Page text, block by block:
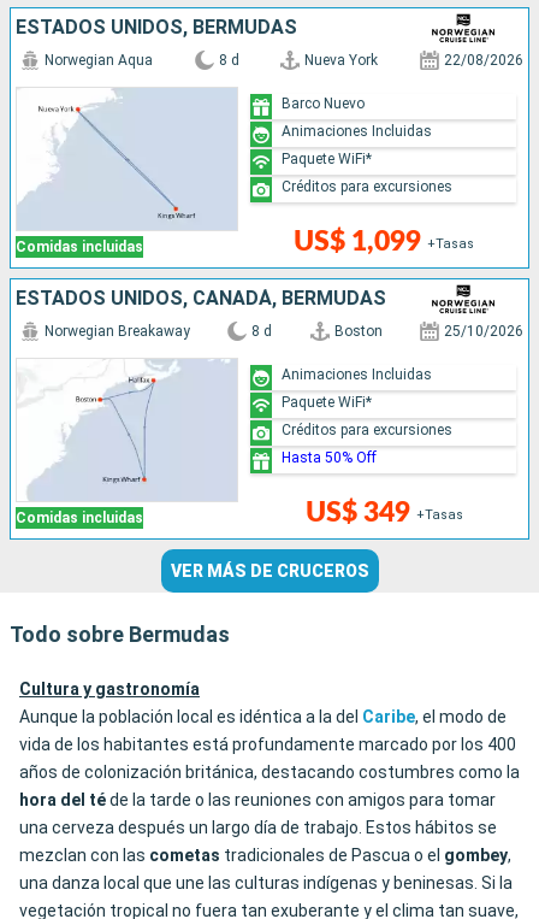
ESTADOS UNIDOS, BERMUDAS
Comidas incluidas
Norwegian Aqua 8 d Nueva York 22/08/2026
US$ 1,099 +Tasas
Barco Nuevo
Animaciones Incluidas
Paquete WiFi*
Créditos para excursiones
ESTADOS UNIDOS, CANADÁ, BERMUDAS
Comidas incluidas
Norwegian Breakaway 8 d Boston 25/10/2026
US$ 349 +Tasas
Animaciones Incluidas
Paquete WiFi*
Créditos para excursiones
Hasta 50% Off
VER MÁS DE CRUCEROS
Todo sobre Bermudas
Cultura y gastronomía
Aunque la población local es idéntica a la del Caribe, el modo de
vida de los habitantes está profundamente marcado por los 400
años de colonización británica, destacando costumbres como la
hora del téde la tarde o las reuniones con amigos para tomar
una cerveza después un largo día de trabajo. Estos hábitos se
mezclan con las cometas tradicionales de Pascua o el gombey,
una danza local que une las culturas indígenas y beninesas. Si la
vegetación tropical no fuera tan exuberante y el clima tan suave,